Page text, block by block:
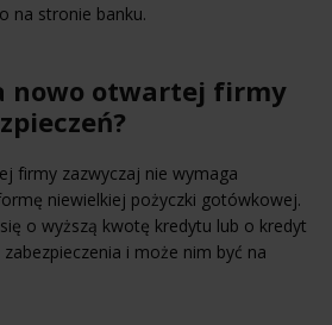
na stronie banku.
nowo otwartej firmy
firmy zazwyczaj nie wymaga
niewielkiej pożyczki gotówkowej.
o wyższą kwotę kredytu lub o kredyt
i może nim być na